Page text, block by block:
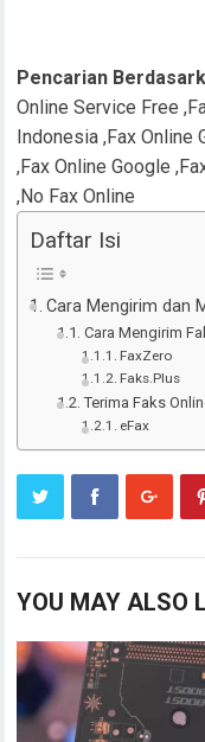
Pencarian
Online Service Free
Indonesia ,Fax Online
,Fax Online Google
,No Fax Online
Daftar Isi
Cara Mengirim dan
Cara Mengirim
FaxZero
Faks.Plus
Terima Faks
eFax
YOU MAY ALSO